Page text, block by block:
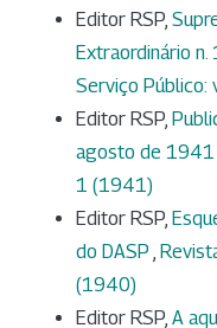
Editor RSP,
Extraordinário
Serviço Público:
Editor RSP,
agosto de 1941
1 (1941)
Editor RSP,
do DASP ,
(1940)
Editor RSP, A